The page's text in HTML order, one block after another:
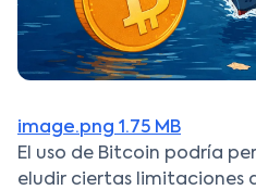
image.png 1.75 MB
El uso de Bitcoin podría
eludir ciertas limitaciones